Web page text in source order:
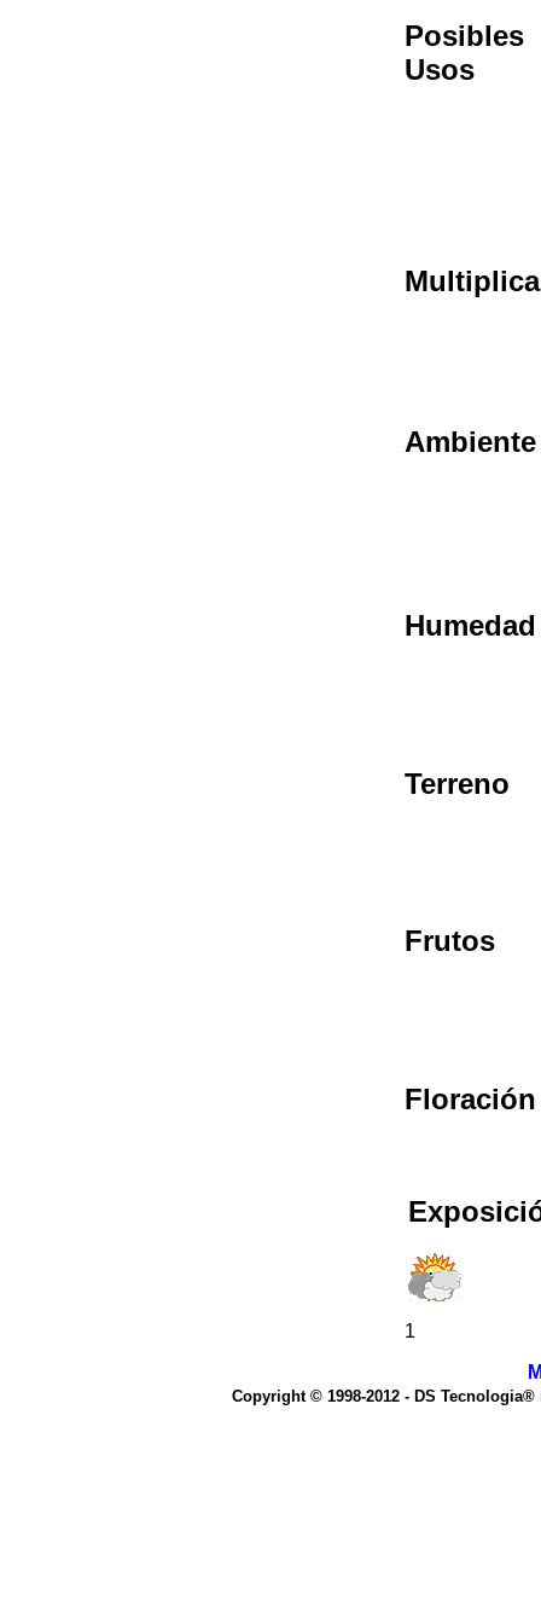
Posibles
Usos
Ambiente
Humedad
Terreno
Frutos
Floración
1
Copyright © 1998-2012 - DS Tecnologia®